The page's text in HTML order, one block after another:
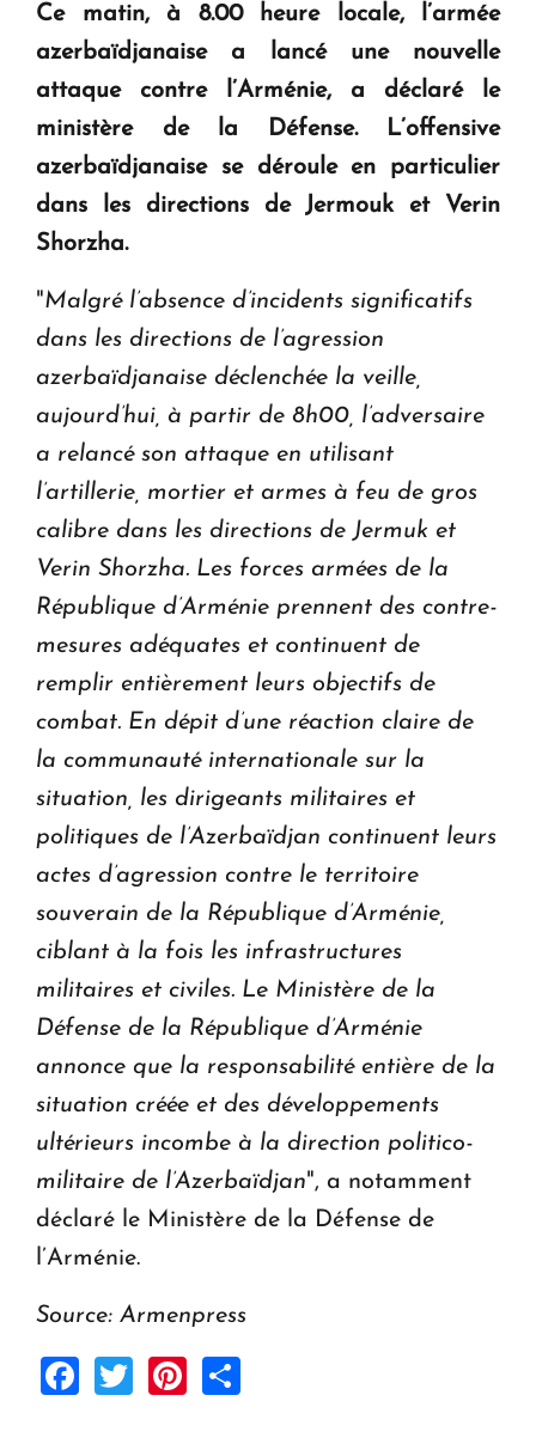
KASA : 30 ans d'audace, de résilience et d'avenir
en Arménie
Le premier hôtel Hyatt Regency d'Arménie
ouvrira ses portes à Dilijan
Ce matin, à 8.00 heure locale, l’armée
azerbaïdjanaise a lancé une nouvelle
attaque contre l’Arménie, a déclaré le
ministère de la Défense. L’offensive
azerbaïdjanaise se déroule en particulier
dans les directions de Jermouk et Verin
Shorzha.
"Malgré l’absence d’incidents significatifs
dans les directions de l’agression
azerbaïdjanaise déclenchée la veille,
aujourd’hui, à partir de 8h00, l’adversaire
a relancé son attaque en utilisant
l’artillerie, mortier et armes à feu de gros
calibre dans les directions de Jermuk et
Verin Shorzha. Les forces armées de la
République d’Arménie prennent des contre-
mesures adéquates et continuent de
remplir entièrement leurs objectifs de
combat. En dépit d’une réaction claire de
la communauté internationale sur la
situation, les dirigeants militaires et
politiques de l’Azerbaïdjan continuent leurs
actes d’agression contre le territoire
souverain de la République d’Arménie,
ciblant à la fois les infrastructures
militaires et civiles. Le Ministère de la
Défense de la République d’Arménie
annonce que la responsabilité entière de la
situation créée et des développements
ultérieurs incombe à la direction politico-
militaire de l’Azerbaïdjan", a notamment
déclaré le Ministère de la Défense de
l’Arménie.
Source: Armenpress
Facebook
TwitterPinterest